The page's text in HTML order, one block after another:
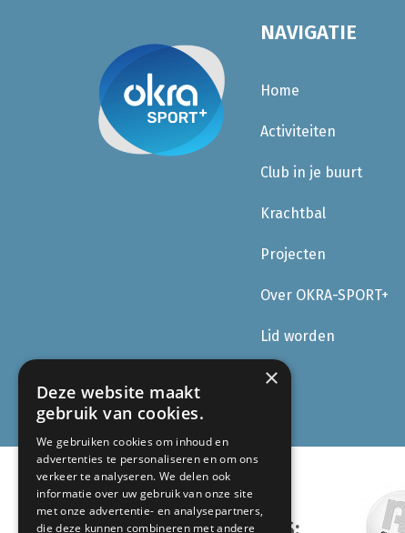
NAVIGATIE
Home
Activiteiten
Club in je buurt
Krachtbal
Projecten
Over OKRA-SPORT+
Lid worden
×
Deze website maakt
gebruik van cookies.
We gebruiken cookies om inhoud en
advertenties te personaliseren en om ons
verkeer te analyseren. We delen ook
informatie over uw gebruik van onze site
met onze advertentie- en analysepartners,
die deze kunnen combineren met andere